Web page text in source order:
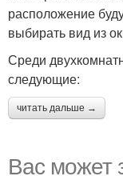
расположение
выбирать вид из
Среди
следующие:
читать дальше →
Вас может